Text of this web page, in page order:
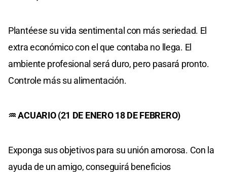
Plantéese su vida sentimental con más seriedad. El
extra económico con el que contaba no llega. El
ambiente profesional será duro, pero pasará pronto.
Controle más su alimentación.
♒ ACUARIO (21 DE ENERO 18 DE FEBRERO)
Exponga sus objetivos para su unión amorosa. Con la
ayuda de un amigo, conseguirá beneficios